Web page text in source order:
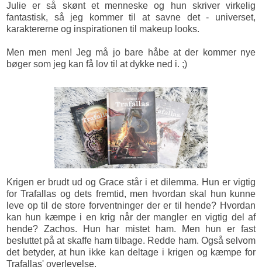
Julie er så skønt et menneske og hun skriver virkelig
fantastisk, så jeg kommer til at savne det - universet,
karaktererne og inspirationen til makeup looks.
Men men men! Jeg må jo bare håbe at der kommer nye
bøger som jeg kan få lov til at dykke ned i. ;)
Krigen er brudt ud og Grace står i et dilemma. Hun er vigtig
for Trafallas og dets fremtid, men hvordan skal hun kunne
leve op til de store forventninger der er til hende? Hvordan
kan hun kæmpe i en krig når der mangler en vigtig del af
hende? Zachos. Hun har mistet ham. Men hun er fast
besluttet på at skaffe ham tilbage. Redde ham. Også selvom
det betyder, at hun ikke kan deltage i krigen og kæmpe for
Trafallas' overlevelse.